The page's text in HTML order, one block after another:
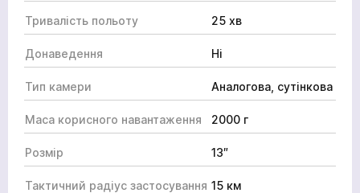
Тривалість польоту 25 хв
Донаведення Ні
Тип камери Аналогова, сутінкова
Маса корисного навантаження 2000 г
Розмір 13″
Тактичний радіус застосування 15 км